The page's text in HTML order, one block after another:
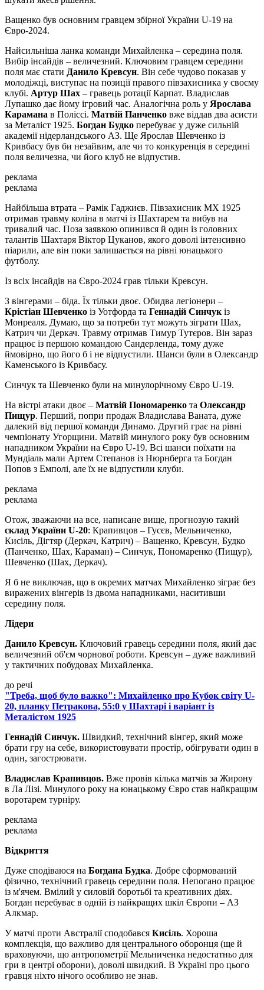
Ващенко був основним гравцем збірної України U-19 на
Євро-2024.
Найсильніша ланка команди Михайленка – середина поля.
Вибір інсайдів – величезний. Ключовим гравцем середини
поля має стати Данило Кревсун. Він себе чудово показав у
молодіжці, виступає на позиції правого півзахисника у своєму
клубі. Артур Шах – гравець ротації Карпат. Владислав
Лупашко дає йому ігровий час. Аналогічна роль у Ярослава
Карамана в Поліссі. Матвій Панченко вже віддав два асисти
за Металіст 1925. Богдан Будко перебуває у дуже сильній
академії нідерландського АЗ. Ще Ярослав Шевченко із
Кривбасу був би незайвим, але чи то конкуренція в середині
поля величезна, чи його клуб не відпустив.
реклама
реклама
Найбільша втрата – Рамік Гаджиєв. Півзахисник МХ 1925
отримав травму коліна в матчі із Шахтарем та вибув на
тривалий час. Поза заявкою опинився й один із головних
талантів Шахтаря Віктор Цуканов, якого доволі інтенсивно
піарили, але він поки залишається на рівні юнацького
футболу.
Із всіх інсайдів на Євро-2024 грав тільки Кревсун.
З вінгерами – біда. Їх тільки двоє. Обидва легіонери –
Крістіан Шевченко із Уотфорда та Геннадій Синчукіз
Монреаля. Думаю, що за потреби тут можуть зіграти Шах,
Катрич чи Деркач. Травму отримав Тимур Тутєров. Він зараз
працює із першою командою Сандерленда, тому дуже
ймовірно, що його б і не відпустили. Шанси були в Олександр
Каменського із Кривбасу.
Синчук та Шевченко були на минулорічному Євро U-19.
На вістрі атаки двоє – Матвій Пономаренко та Олександр
Пищур. Перший, попри продаж Владислава Ваната, дуже
далекий від першої команди Динамо. Другий грає на рівні
чемпіонату Угорщини. Матвій минулого року був основним
нападником України на Євро U-19. Всі шанси поїхати на
Мундіаль мали Артем Степанов із Нюрнберга та Богдан
Попов з Емполі, але їх не відпустили клуби.
реклама
реклама
Отож, зважаючи на все, написане вище, прогнозую такий
склад України U-20: Крапивцов – Гусєв, Мельниченко,
Кисіль, Дігтяр (Деркач, Катрич) – Ващенко, Кревсун, Будко
(Панченко, Шах, Караман) – Синчук, Пономаренко (Пищур),
Шевченко (Шах, Деркач).
Я б не виключав, що в окремих матчах Михайленко зіграє без
виражених вінгерів із двома нападниками, наситивши
середину поля.
Лідери
Данило Кревсун. Ключовий гравець середини поля, який дає
величезний об'єм чорнової роботи. Кревсун – дуже важливий
у тактичних побудовах Михайленка.
до речі
"Треба, щоб було важко": Михайленко про Кубок світу U-
20, планку Петракова, 55:0 у Шахтарі і варіант із
Металістом 1925
Геннадій Синчук. Швидкий, технічний вінгер, який може
брати гру на себе, використовувати простір, обігрувати один в
один, загострювати.
Владислав Крапивцов. Вже провів кілька матчів за Жирону
в Ла Лізі. Минулого року на юнацькому Євро став найкращим
воротарем турніру.
реклама
реклама
Відкриття
Дуже сподіваюся на Богдана Будка. Добре сформований
фізично, технічний гравець середини поля. Непогано працює
із м'ячем. Вмілий у силовій боротьбі та креативних діях.
Богдан перебуває в одній із найкращих шкіл Європи – АЗ
Алкмар.
У матчі проти Австралії сподобався Кисіль. Хороша
комплекція, що важливо для центрального оборонця (ще й
враховуючи, що антропометрії Мельниченка недостатньо для
гри в центрі оборони), доволі швидкий. В Україні про цього
гравця ніхто нічого особливо не знав.